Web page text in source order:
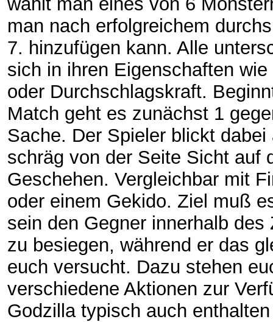
man nach erfolgreichem
7. hinzufügen kann. Alle
sich in ihren Eigenschaften
oder Durchschlagskraft.
Match geht es zunächst 1
Sache. Der Spieler blickt dabei
schräg von der Seite Sicht auf
Geschehen. Vergleichbar mit
oder einem Gekido. Ziel muß
sein den Gegner innerhalb des
zu besiegen, während er das
euch versucht. Dazu stehen
verschiedene Aktionen zur
Godzilla typisch auch